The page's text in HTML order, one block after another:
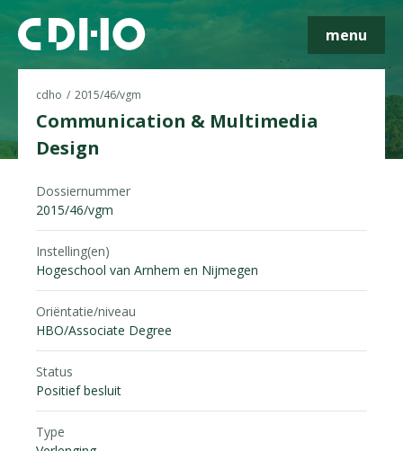
menu
cdho 2015/46/vgm
Communication & Multimedia
Design
Dossiernummer
2015/46/vgm
Instelling(en)
Hogeschool van Arnhem en Nijmegen
Oriëntatie/niveau
HBO/Associate Degree
Status
Positief besluit
Type